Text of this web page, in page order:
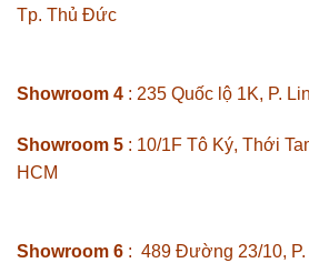
Tp. Thủ Đức
Showroom 4 : 235 Quốc lộ 1K, P.
Showroom 5 : 10/1F Tô Ký, Thới
HCM
Showroom 6 : 489 Đường 23/10, P.